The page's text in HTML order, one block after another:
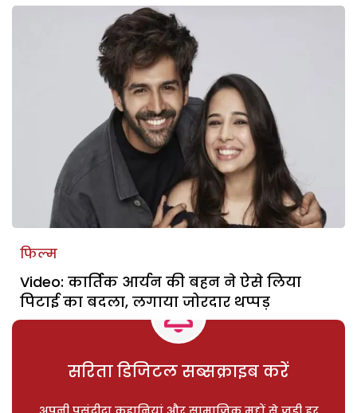
फिल्म
Video: कार्तिक आर्यन की बहन ने ऐसे लिया
पिटाई का बदला, लगाया जोरदार थप्पड़
सरिता डिजिटल सब्सक्राइब करें